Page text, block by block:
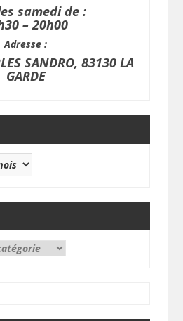
samedi de :
– 20h00
Adresse :
SANDRO, 83130 LA
GARDE